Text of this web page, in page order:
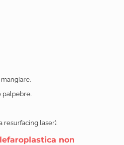
palpebre.
resurfacing laser).
non